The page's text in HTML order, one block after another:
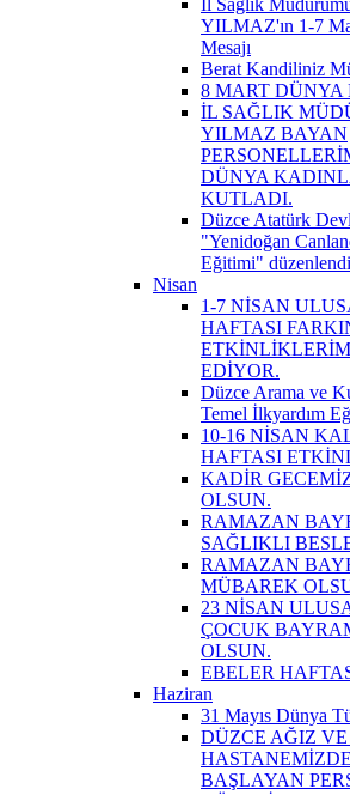
YILMAZ'ın 1-7
Mesajı
Berat Kandiliniz
8 MART
İL SAĞLIK
YILMAZ BAYAN
DÜNYA
KUTLADI.
Düzce Atatürk
"Yenidoğan
Eğitimi"
Nisan
1-7 NİSAN
HAFTASI
EDİYOR.
Düzce Arama ve
Temel İlkyardım
10-16 NİSAN
HAFTASI
KADİR
OLSUN.
RAMAZAN
SAĞLIKLI
RAMAZAN
MÜBAREK
23 NİSAN
ÇOCUK
OLSUN.
EBELER
Haziran
31 Mayıs Dünya
DÜZCE AĞIZ VE
BAŞLAYAN